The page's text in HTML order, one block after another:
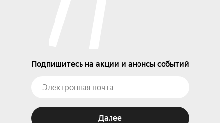
Подпишитесь на акции и анонсы событий
Далее